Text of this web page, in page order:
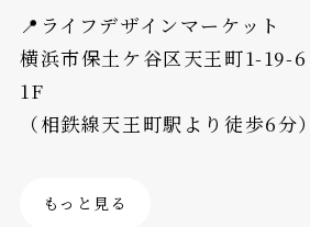
📍ライフデザインマーケット
横浜市保土ケ谷区天王町1-
1F
（相鉄線天王町駅より徒歩6分）
もっと見る